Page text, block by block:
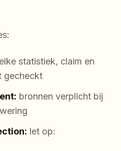
elke statistiek, claim en
gecheckt
bronnen verplicht bij
let op: